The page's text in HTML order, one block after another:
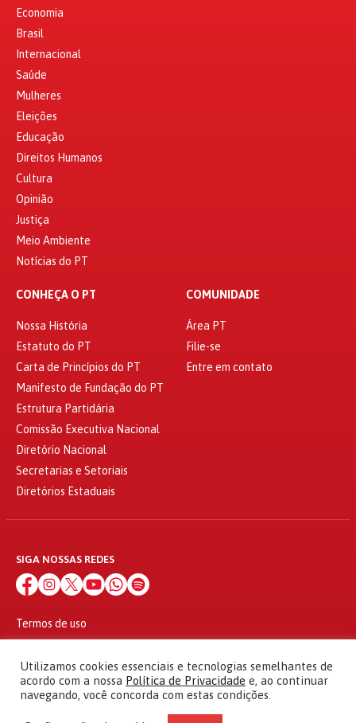
Economia
Brasil
Internacional
Saúde
Mulheres
Eleições
Educação
Direitos Humanos
Cultura
Opinião
Justiça
Meio Ambiente
Notícias do PT
CONHEÇA O PT
Nossa História
Estatuto do PT
Carta de Princípios do PT
Manifesto de Fundação do PT
Estrutura Partidária
Comissão Executiva Nacional
Diretório Nacional
Secretarias e Setoriais
Diretórios Estaduais
COMUNIDADE
Área PT
Filie-se
Entre em contato
SIGA NOSSAS REDES
Termos de uso
© 2010 - 2026
Partido dos Trabalhadores Todos os direitos reservados
Utilizamos cookies essenciais e tecnologias semelhantes de
acordo com a nossa Política de Privacidade e, ao continuar
navegando, você concorda com estas condições.